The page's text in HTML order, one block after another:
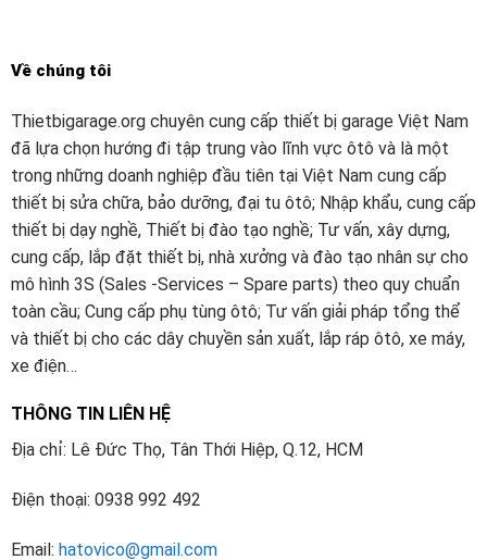
Về chúng tôi
Thietbigarage.org chuyên cung cấp thiết bị garage Việt Nam
đã lựa chọn hướng đi tập trung vào lĩnh vực ôtô và là một
trong những doanh nghiệp đầu tiên tại Việt Nam cung cấp
thiết bị sửa chữa, bảo dưỡng, đại tu ôtô; Nhập khẩu, cung cấp
thiết bị dạy nghề, Thiết bị đào tạo nghề; Tư vấn, xây dựng,
cung cấp, lắp đặt thiết bị, nhà xưởng và đào tạo nhân sự cho
mô hình 3S (Sales -Services – Spare parts) theo quy chuẩn
toàn cầu; Cung cấp phụ tùng ôtô; Tư vấn giải pháp tổng thể
và thiết bị cho các dây chuyền sản xuất, lắp ráp ôtô, xe máy,
xe điện…
THÔNG TIN LIÊN HỆ
Địa chỉ: Lê Đức Thọ, Tân Thới Hiệp, Q.12, HCM
Điện thoại: 0938 992 492
Email: hatovico@gmail.com